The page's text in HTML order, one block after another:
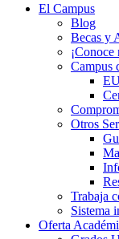
El Campus
Blog
Becas y
¡Conoce
Campus
Otros
Trabaja
Sistema
Oferta